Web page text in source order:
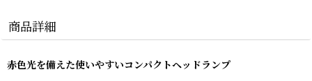
商品詳細
赤色光を備えた使いやすいコンパクトヘッドランプ